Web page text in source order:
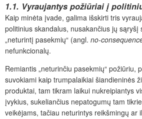
1.1. Vyraujantys požiūriai į
Kaip minėta įvade, galima išskirti tris
politinius skandalus, nusakančius jų sąryšį
„neturintį pasekmių“ (angl. no-
nefunkcionalų.
Remiantis „neturinčiu pasekmių“ požiūriu,
suvokiami kaip trumpalaikiai šiandieninės
produktai, tam tikram laikui nukreipiantys
įvykius, sukeliančius nepatogumų tam
veikėjams, tačiau neturintys reikšmingų ar